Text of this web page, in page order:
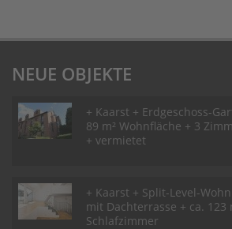
NEUE OBJEKTE
+ Kaarst + Erdgeschoss-
89 m² Wohnfläche + 3
+ vermietet
+ Kaarst + Split-Level-
mit Dachterrasse + ca. 123
Schlafzimmer